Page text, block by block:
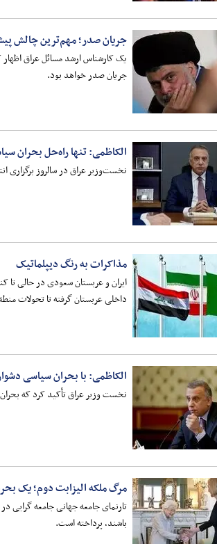
جریان صدر؛ مهم‌ترین چالش
یک کارشناس ارشد مسائل عراق
جریان صدر خواهد بود.
الکاظمی: تنها راه‌حل بحران
نخست‌وزیر عراق در سالروز برگزاری انتخابات پارلمانی 2021 از همه گروه‌های سیاسی خواست تا از
مذاکرات به رنگ دیپلماتیک
ایران و عربستان سعودی در حالی تا
داخلی عربستان گرفته تا تحولات
الکاظمی: با بحران سیاسی
نخست وزیر عراق تأکید کرد که
مرگ ملکه الیزابت دوم؛ یک
تارنمای جامعه جهانی جامعه گرایی
باشند، پرداخته است.